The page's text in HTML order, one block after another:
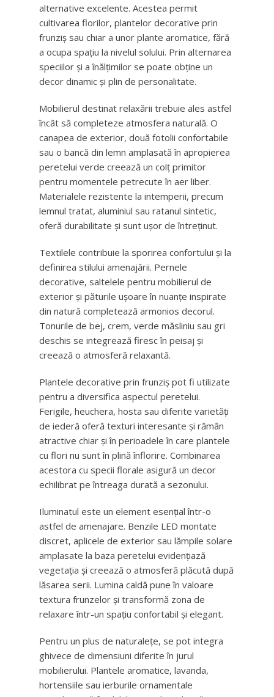
alternative excelente. Acestea permit
cultivarea florilor, plantelor decorative prin
frunziș sau chiar a unor plante aromatice, fără
a ocupa spațiu la nivelul solului. Prin alternarea
speciilor și a înălțimilor se poate obține un
decor dinamic și plin de personalitate.
Mobilierul destinat relaxării trebuie ales astfel
încât să completeze atmosfera naturală. O
canapea de exterior, două fotolii confortabile
sau o bancă din lemn amplasată în apropierea
peretelui verde creează un colț primitor
pentru momentele petrecute în aer liber.
Materialele rezistente la intemperii, precum
lemnul tratat, aluminiul sau ratanul sintetic,
oferă durabilitate și sunt ușor de întreținut.
Textilele contribuie la sporirea confortului și la
definirea stilului amenajării. Pernele
decorative, saltelele pentru mobilierul de
exterior și păturile ușoare în nuanțe inspirate
din natură completează armonios decorul.
Tonurile de bej, crem, verde măsliniu sau gri
deschis se integrează firesc în peisaj și
creează o atmosferă relaxantă.
Plantele decorative prin frunziș pot fi utilizate
pentru a diversifica aspectul peretelui.
Ferigile, heuchera, hosta sau diferite varietăți
de iederă oferă texturi interesante și rămân
atractive chiar și în perioadele în care plantele
cu flori nu sunt în plină înflorire. Combinarea
acestora cu specii florale asigură un decor
echilibrat pe întreaga durată a sezonului.
Iluminatul este un element esențial într-o
astfel de amenajare. Benzile LED montate
discret, aplicele de exterior sau lămpile solare
amplasate la baza peretelui evidențiază
vegetația și creează o atmosferă plăcută după
lăsarea serii. Lumina caldă pune în valoare
textura frunzelor și transformă zona de
relaxare într-un spațiu confortabil și elegant.
Pentru un plus de naturalețe, se pot integra
ghivece de dimensiuni diferite în jurul
mobilierului. Plantele aromatice, lavanda,
hortensiile sau ierburile ornamentale